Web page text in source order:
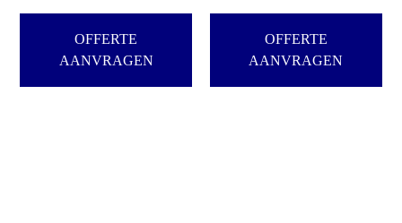
OFFERTE
AANVRAGEN
OFFERTE
AANVRAGEN